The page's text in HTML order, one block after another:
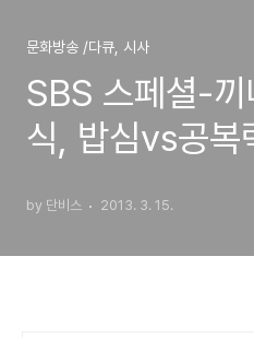
문화방송 /다큐, 시사
SBS 스페셜-끼
식, 밥심vs공복
적 단식,소식에
by 단비스 2013. 3. 15.